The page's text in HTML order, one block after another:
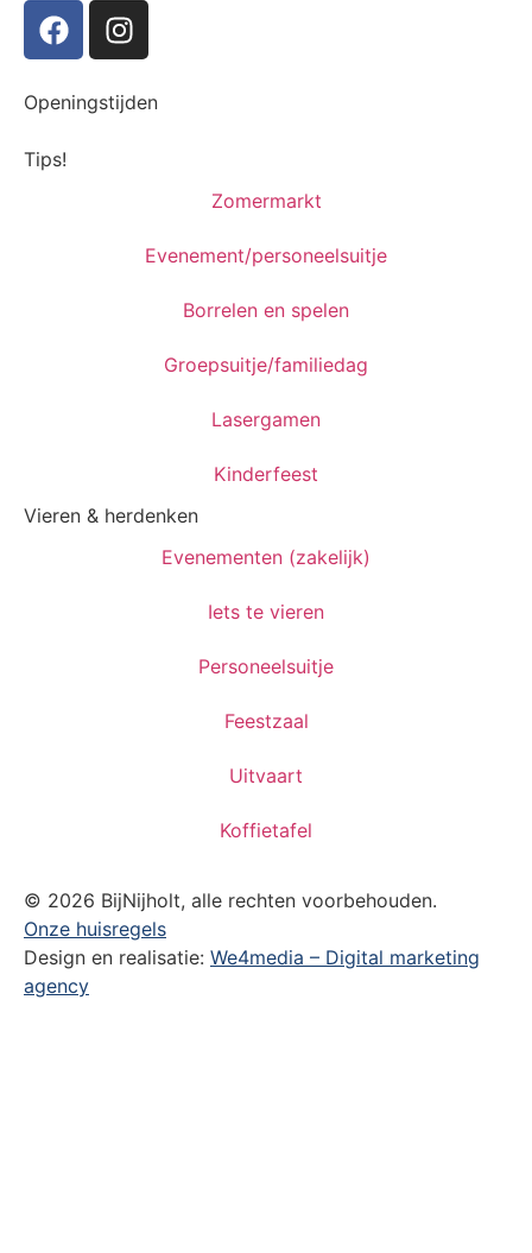
Openingstijden
Tips!
Zomermarkt
Evenement/personeelsuitje
Borrelen en spelen
Groepsuitje/familiedag
Lasergamen
Kinderfeest
Vieren & herdenken
Evenementen (zakelijk)
Iets te vieren
Personeelsuitje
Feestzaal
Uitvaart
Koffietafel
© 2026 BijNijholt, alle rechten voorbehouden.
Onze huisregels
Design en realisatie: We4media – Digital marketing
agency